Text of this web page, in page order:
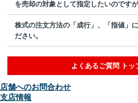
を売却の対象として指定したいのですが
株式の注文方法の「成行」、「指値」
ださい。
よくあるご質問 トッ
店舗へのお問合わせ
支店情報